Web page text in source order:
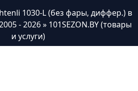
1030-L (без фары, диффер.) в
- 2026 » 101SEZON.BY (товары
и услуги)